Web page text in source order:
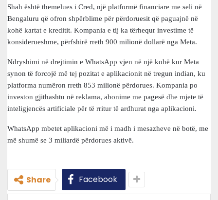
Shah është themelues i Cred, një platformë financiare me seli në
Bengaluru që ofron shpërblime për përdoruesit që paguajnë në
kohë kartat e kreditit. Kompania e tij ka tërhequr investime të
konsiderueshme, përfshirë rreth 900 milionë dollarë nga Meta.
Ndryshimi në drejtimin e WhatsApp vjen në një kohë kur Meta
synon të forcojë më tej pozitat e aplikacionit në tregun indian, ku
platforma numëron rreth 853 milionë përdorues. Kompania po
investon gjithashtu në reklama, abonime me pagesë dhe mjete të
inteligjencës artificiale për të rritur të ardhurat nga aplikacioni.
WhatsApp mbetet aplikacioni më i madh i mesazheve në botë, me
më shumë se 3 miliardë përdorues aktivë.
Share Facebook